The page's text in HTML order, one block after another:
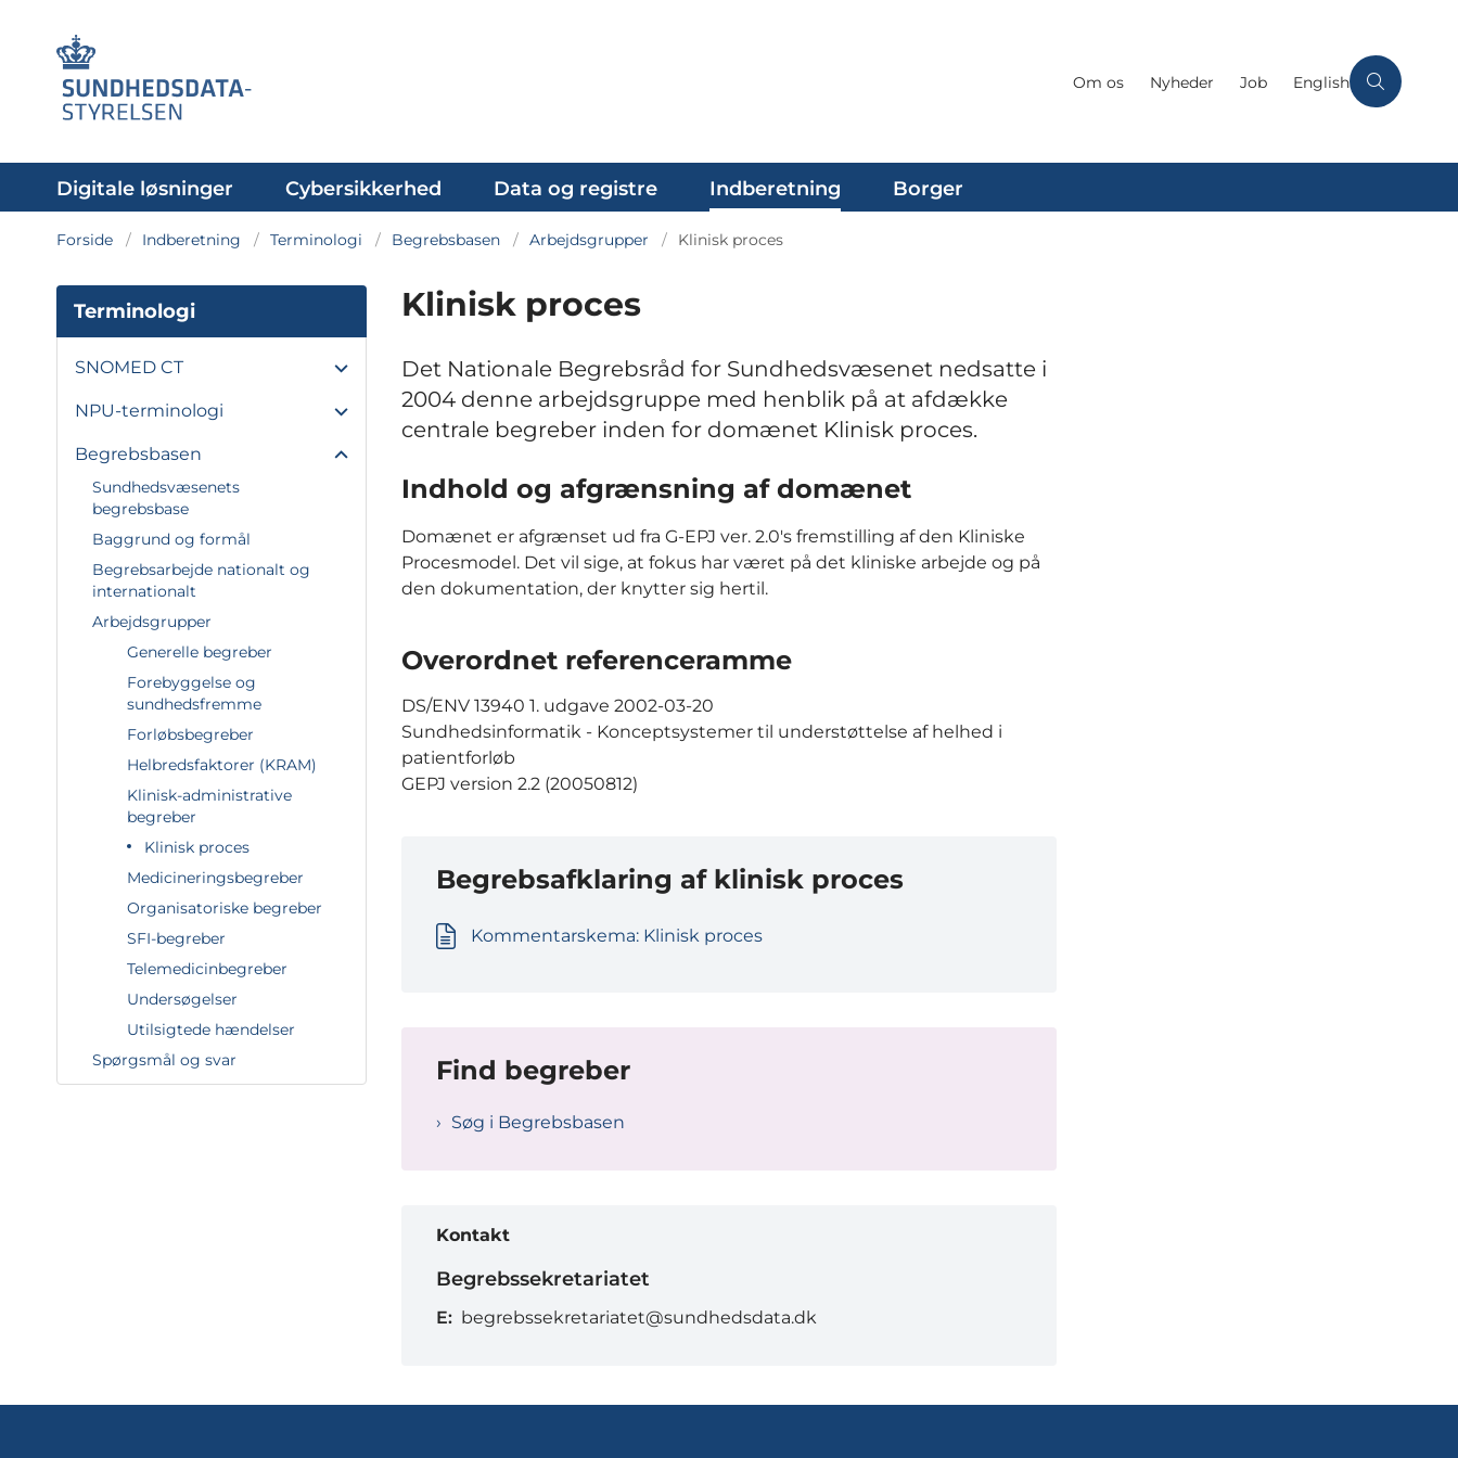
Om os Nyheder Job English
Digitale løsninger Cybersikkerhed Data og registre Indberetning Borger
Forside Indberetning Terminologi Begrebsbasen Arbejdsgrupper Klinisk proces
Terminologi
SNOMED CT
NPU-terminologi
Begrebsbasen
Sundhedsvæsenets
begrebsbase
Baggrund og formål
Begrebsarbejde nationalt og
internationalt
Arbejdsgrupper
Generelle begreber
Forebyggelse og
sundhedsfremme
Forløbsbegreber
Helbredsfaktorer (KRAM)
Klinisk-administrative
begreber
Klinisk proces
Medicineringsbegreber
Organisatoriske begreber
SFI-begreber
Telemedicinbegreber
Undersøgelser
Utilsigtede hændelser
Spørgsmål og svar
Klinisk proces
Det Nationale Begrebsråd for Sundhedsvæsenet nedsatte i
2004 denne arbejdsgruppe med henblik på at afdække
centrale begreber inden for domænet Klinisk proces.
Indhold og afgrænsning af domænet
Domænet er afgrænset ud fra G-EPJ ver. 2.0's fremstilling af den Kliniske
Procesmodel. Det vil sige, at fokus har været på det kliniske arbejde og på
den dokumentation, der knytter sig hertil.
Overordnet referenceramme
DS/ENV 13940 1. udgave 2002-03-20
Sundhedsinformatik - Konceptsystemer til understøttelse af helhed i
patientforløb
GEPJ version 2.2 (20050812)
Begrebsafklaring af klinisk proces
Kommentarskema: Klinisk proces
Find begreber
Søg i Begrebsbasen
Kontakt
Begrebssekretariatet
E: begrebssekretariatet@sundhedsdata.dk